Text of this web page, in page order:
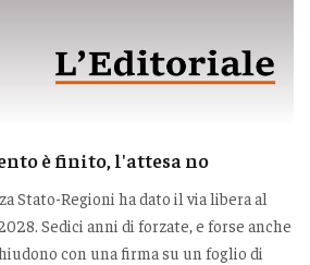
è finito, l'attesa no
Stato-Regioni ha dato il via libera al
Sedici anni di forzate, e forse anche
con una firma su un foglio di